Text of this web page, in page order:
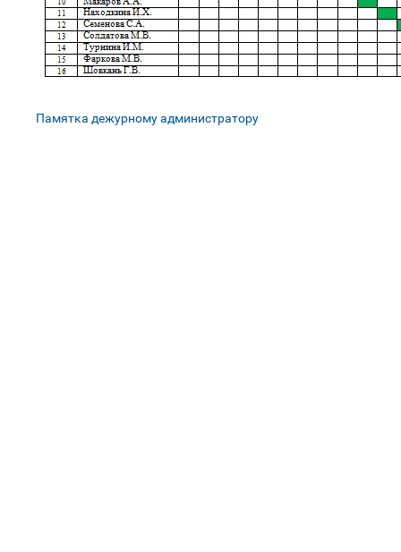
Памятка дежурному администратору